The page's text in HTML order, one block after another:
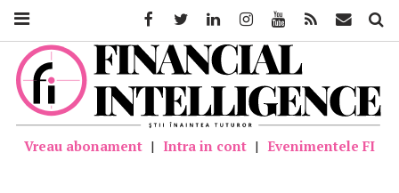
Vreau abonament | Intra in cont | Evenimentele FI
FacebookTwitter LinkedinInstagramYoutube Feed Mail